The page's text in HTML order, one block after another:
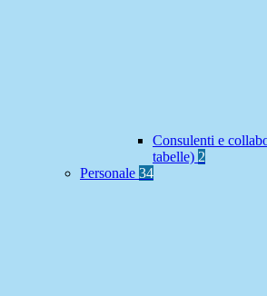
Consulenti e
tabelle) 2
Personale 34